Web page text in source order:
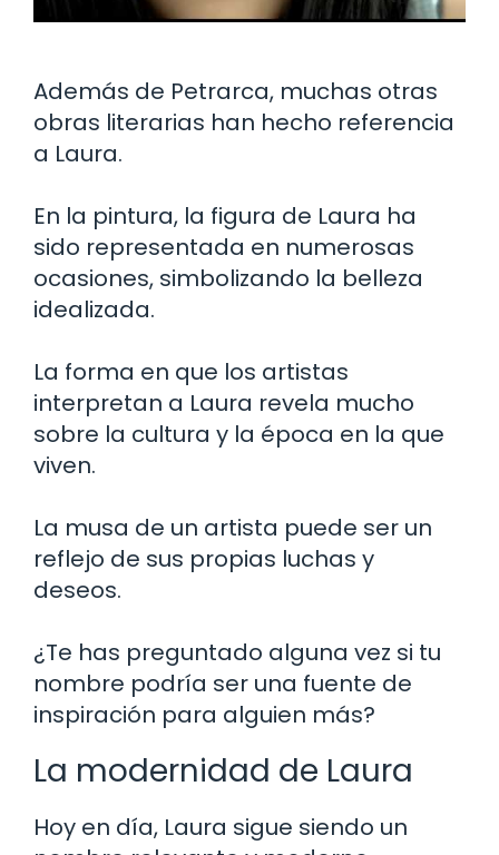
Además de Petrarca, muchas otras
obras literarias han hecho referencia
a Laura.
En la pintura, la figura de Laura ha
sido representada en numerosas
ocasiones, simbolizando la belleza
idealizada.
La forma en que los artistas
interpretan a Laura revela mucho
sobre la cultura y la época en la que
viven.
La musa de un artista puede ser un
reflejo de sus propias luchas y
deseos.
¿Te has preguntado alguna vez si tu
nombre podría ser una fuente de
inspiración para alguien más?
La modernidad de Laura
Hoy en día, Laura sigue siendo un